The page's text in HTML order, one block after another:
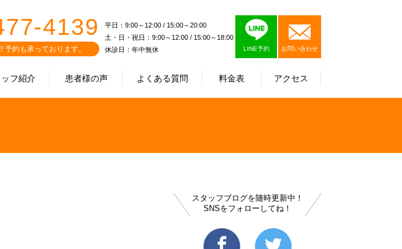
フ紹介 患者様の声 よくある質問 料金表 アクセス
4139
予約も承っております。
平日：9:00～12:00 / 15:00～20:00
土・日・祝日：9:00～12:00 / 15:00～18:00
休診日：年中無休
LINE予約 お問い合わせ
スタッフブログを随時更新中！
SNSをフォローしてね！